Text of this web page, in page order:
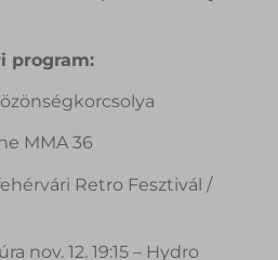
program:
MMA 36
Retro Fesztivál /
nov. 12. 19:15 – Hydro